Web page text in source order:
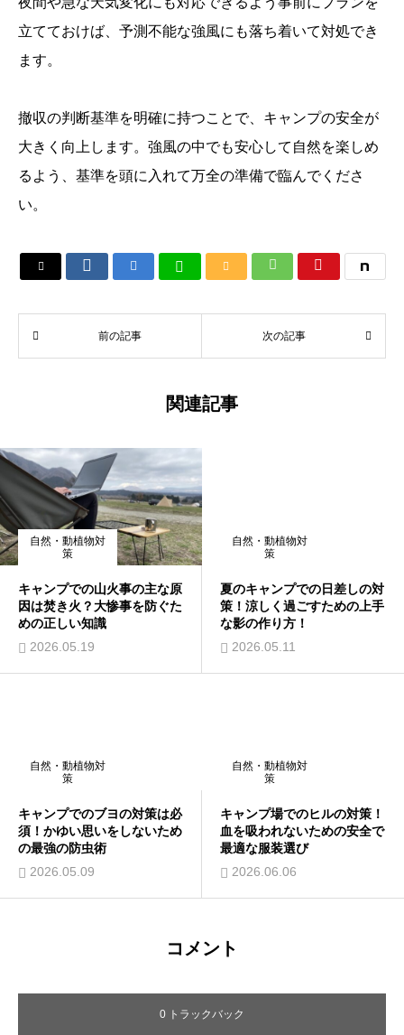
立てておけば、予測不能な強風にも落ち着いて対処でき
ます。
撤収の判断基準を明確に持つことで、キャンプの安全が
大きく向上します。強風の中でも安心して自然を楽しめ
るよう、基準を頭に入れて万全の準備で臨んでくださ
い。
     
前の記事 次の記事
関連記事
自然・動植物対
策
キャンプでの山火事の主な原
因は焚き火？大惨事を防ぐた
めの正しい知識
2026.05.19
自然・動植物対
策
夏のキャンプでの日差しの対
策！涼しく過ごすための上手
な影の作り方！
2026.05.11
自然・動植物対
策
キャンプでのブヨの対策は必
須！かゆい思いをしないため
の最強の防虫術
2026.05.09
自然・動植物対
策
キャンプ場でのヒルの対策！
血を吸われないための安全で
最適な服装選び
2026.06.06
コメント
0 トラックバック